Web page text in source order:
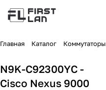
Главная Каталог Коммутаторы
N9K-C92300YC -
Cisco Nexus 9000